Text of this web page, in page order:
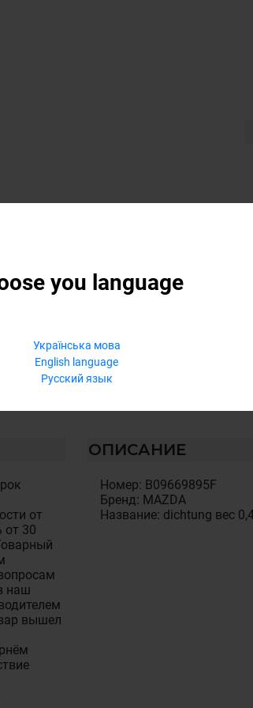
you language
Українська мова
English language
Русский язык
от
от 30
наш
вышел
ОПИСАНИЕ
Номер: B09669895F
Бренд: MAZDA
Название: dichtung вес